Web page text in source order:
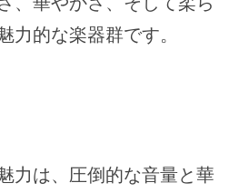
力的な楽器群です。
力は、圧倒的な音量と華